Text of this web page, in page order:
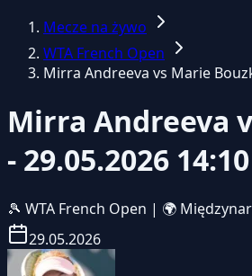
Mecze na żywo
WTA French Open
Mirra Andreeva vs Marie
Mirra Andreeva
- 29.05.2026 14:10
🎾 WTA French Open | 🌍
29.05.2026